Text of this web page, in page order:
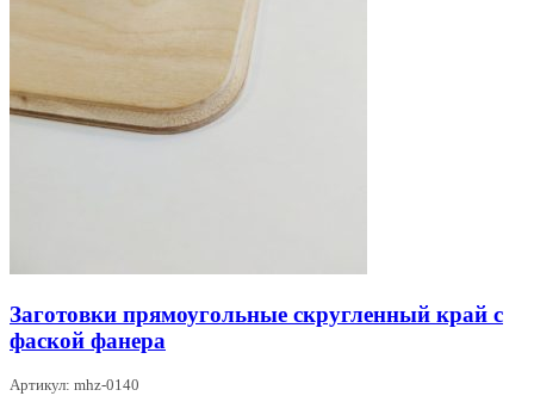
Заготовки прямоугольные скругленный край с
фаской фанера
Артикул: mhz-0140